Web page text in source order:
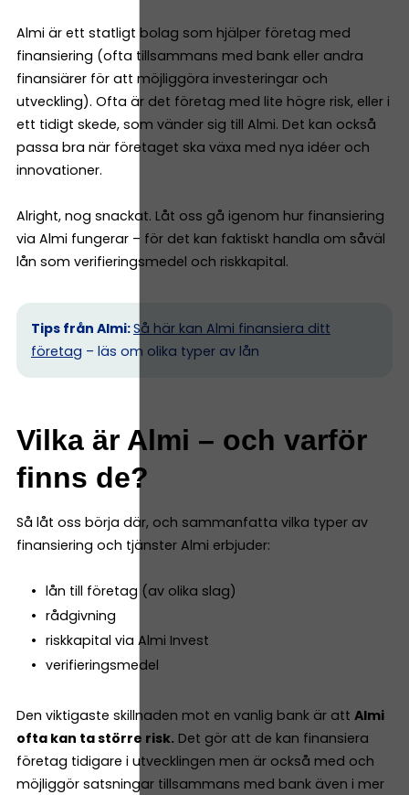
Almi är ett statligt bolag som hjälper företag med
finansiering (ofta tillsammans med bank eller andra
finansiärer för att möjliggöra investeringar och
utveckling). Ofta är det företag med lite högre risk, eller i
ett tidigt skede, som vänder sig till Almi. Det kan också
passa bra när företaget ska växa med nya idéer och
innovationer.
Alright, nog snackat. Låt oss gå igenom hur finansiering
via Almi fungerar – för det kan faktiskt handla om såväl
lån som verifieringsmedel och riskkapital.
Tips från Almi:Så här kan Almi finansiera ditt
företag – läs om olika typer av lån
Vilka är Almi – och varför
finns de?
Så låt oss börja där, och sammanfatta vilka typer av
finansiering och tjänster Almi erbjuder:
lån till företag (av olika slag)
rådgivning
riskkapital via Almi Invest
verifieringsmedel
Den viktigaste skillnaden mot en vanlig bank är att Almi
ofta kan ta större risk. Det gör att de kan finansiera
företag tidigare i utvecklingen men är också med och
möjliggör satsningar tillsammans med bank även i mer